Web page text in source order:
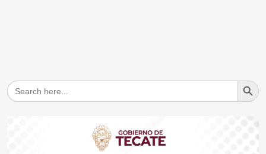
Search
for:
Search